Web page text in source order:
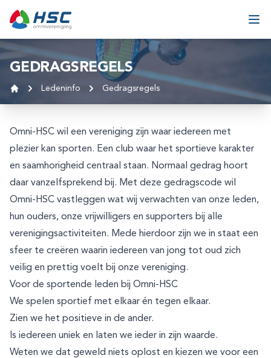
GEDRAGSREGELS
Ledeninfo Gedragsregels
Omni-HSC wil een vereniging zijn waar iedereen met
plezier kan sporten. Een club waar het sportieve karakter
en saamhorigheid centraal staan. Normaal gedrag hoort
daar vanzelfsprekend bij. Met deze gedragscode wil
Omni-HSC vastleggen wat wij verwachten van onze leden,
hun ouders, onze vrijwilligers en supporters bij alle
verenigingsactiviteiten. Mede hierdoor zijn we in staat een
sfeer te creëren waarin iedereen van jong tot oud zich
veilig en prettig voelt bij onze vereniging.
Voor de sportende leden bij Omni-HSC
We spelen sportief met elkaar én tegen elkaar.
Zien we het positieve in de ander.
Is iedereen uniek en laten we ieder in zijn waarde.
Weten we dat geweld niets oplost en kiezen we voor een